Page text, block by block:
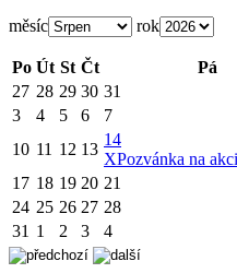
měsíc rok
Po Út St Čt Pá
27 28 29 30 31
3
4 5 6 7
10 11 12 13
14
XPozvánka na
17 18 19 20 21
24 25 26 27 28
31 1 2 3 4